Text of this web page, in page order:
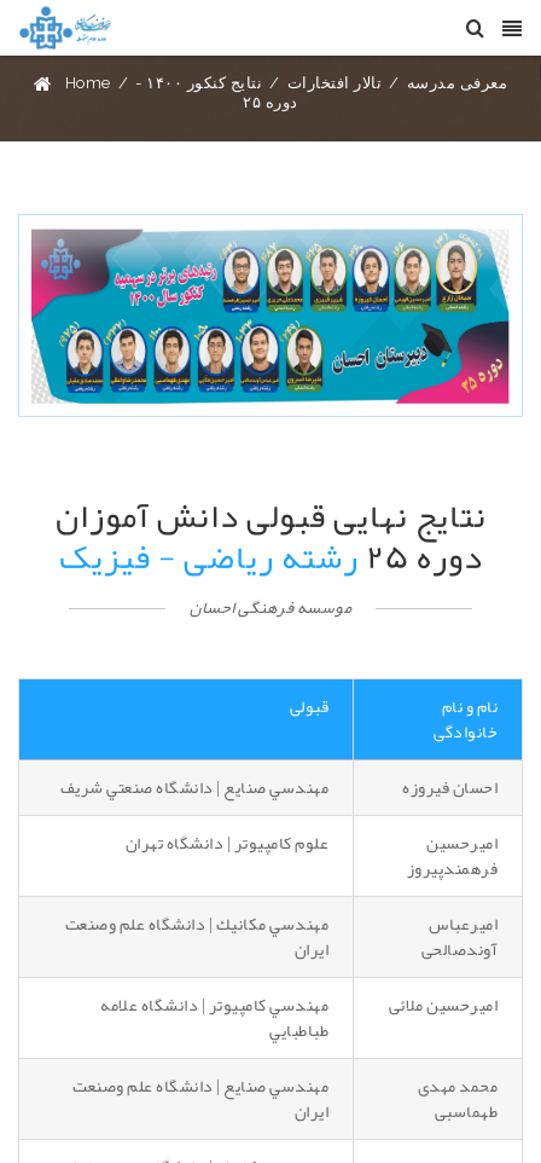
Home / معرفی مدرسه / تالار افتخارات /
نتایج کنکور ۱۴۰۰ -
دوره ۲۵
نتایج نهایی قبولی دانش آموزان
دوره ۲۵ رشته ریاضی - فیزیک
موسسه فرهنگی احسان
نام و نام
خانوادگی
قبولی
احسان فیروزه
مهندسي صنايع | دانشگاه صنعتي شريف
امیرحسین
فرهمندپیروز
علوم كامپيوتر | دانشگاه تهران
امیرعباس
آوندصالحی
مهندسي مكانيك | دانشگاه علم وصنعت
ايران
امیرحسین ملائی
مهندسي كامپيوتر | دانشگاه علامه
طباطبايي
محمد مهدی
طهماسبی
مهندسي صنايع | دانشگاه علم وصنعت
ايران